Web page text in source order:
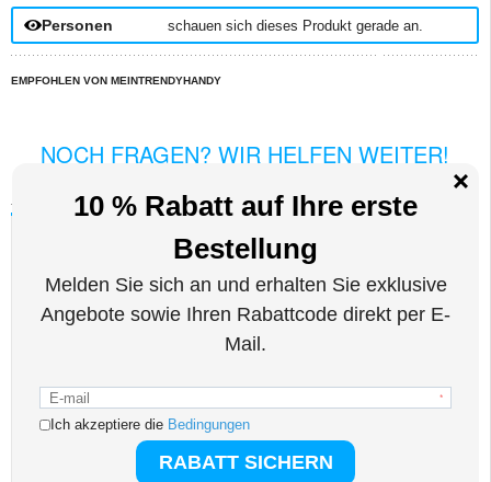
Personen schauen sich dieses Produkt gerade an.
EMPFOHLEN VON MEINTRENDYHANDY
NOCH FRAGEN? WIR HELFEN WEITER!
Anti-Shock Hybrid Hülle für iPhone 16
Seiten von täglichen Stößen, Beulen und Kratzer. Das Case ist perfekt geformt,
Rückseite ihre ursprüngliche Schönheit durchscheinen lässt.
- Dual-Material-Konstruktion - klare Acryl-Rückwand ist mit TPU Kanten
kombiniert
- Schlank und leicht, es wird kaum Gewicht zu Ihrem iPhone 16 hinzugefügt
- Hervorgehobene Kanten, um den Bildschirm vor Kratzern sicher zu halten,
wenn Ihr Gerät auf das Display gelegt wird
- Ermöglicht die komfortable Nutzung Ihres iPhone 16
- Speziell entworfene taktile Knöpfe für zusätzlichen Schutz vor Staub und